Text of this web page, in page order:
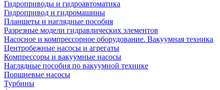
Гидроприводы и гидроавтоматика
Гидропривод и гидромашины
Планшеты и наглядные пособия
Разрезные модели гидравлических элементов
Насосное и компрессорное оборудование. Вакуумная техника
Центробежные насосы и агрегаты
Компрессоры и вакуумные насосы
Наглядные пособия по вакуумной технике
Поршневые насосы
Турбины